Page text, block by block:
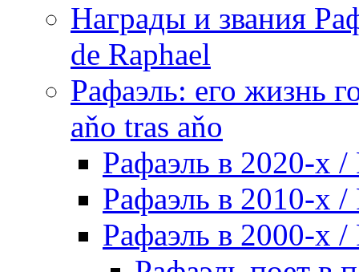
Награды и звания
de Raphael
Рафаэль: его жизнь
aňo tras aňo
Рафаэль в 2020-х /
Рафаэль в 2010-х /
Рафаэль в 2000-х /